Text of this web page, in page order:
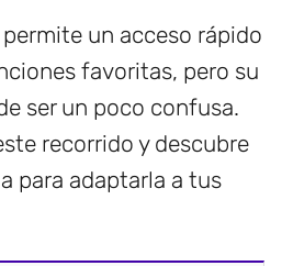
permite un acceso rápido
favoritas, pero su
ser un poco confusa.
recorrido y descubre
para adaptarla a tus